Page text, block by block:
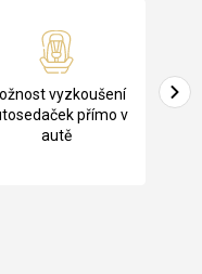
vyzkoušení
přímo v
autě